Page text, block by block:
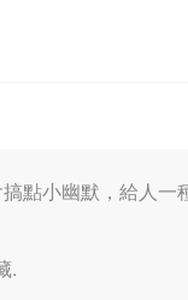
點小幽默，給人一
.